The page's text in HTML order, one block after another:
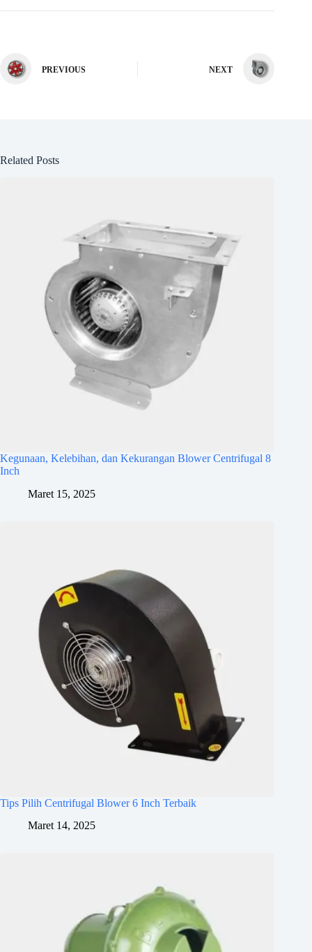
PREVIOUS NEXT
Related Posts
Kegunaan, Kelebihan, dan Kekurangan Blower Centrifugal 8
Inch
Maret 15, 2025
Tips Pilih Centrifugal Blower 6 Inch Terbaik
Maret 14, 2025